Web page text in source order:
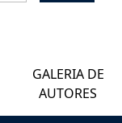
GALERIA DE
AUTORES